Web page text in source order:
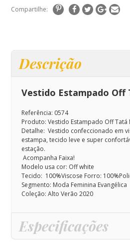
Compartilhe:
Descrição
Vestido Estampado
Referência: 0574
Produto: Vestido Estampado Off Tatá
Detalhe: Vestido confeccionado em
estampa, tecido leve e super
estação.
Acompanha Faixa!
Modelo usa cor: Off white
Tecido: 100%Viscose Forro:
Segmento: Moda Feminina Evangélica
Coleção: Alto Verão 2020
Especificações